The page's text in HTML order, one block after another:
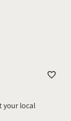
your local